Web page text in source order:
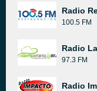
Radio
100.5 FM
Radio
97.3 FM
Radio